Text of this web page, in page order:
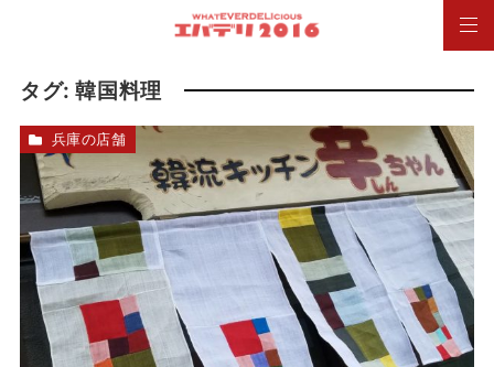
タグ:韓国料理
兵庫の店舗